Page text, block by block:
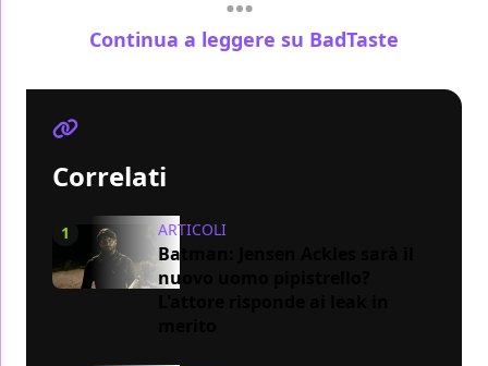
Continua a leggere su BadTaste
Correlati
1 ARTICOLI
Batman: Jensen Ackles sarà il
nuovo uomo pipistrello?